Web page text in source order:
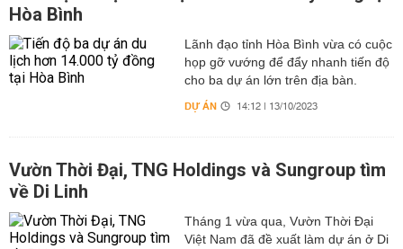
Hòa Bình
Lãnh đạo tỉnh Hòa Bình vừa có cuộc
họp gỡ vướng để đẩy nhanh tiến độ
cho ba dự án lớn trên địa bàn.
DỰ ÁN 14:12 | 13/10/2023
Vườn Thời Đại, TNG Holdings và Sungroup tìm
về Di Linh
Tháng 1 vừa qua, Vườn Thời Đại
Việt Nam đã đề xuất làm dự án ở Di